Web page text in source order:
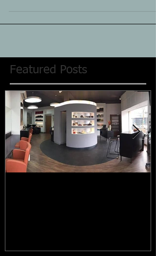
Featured Posts